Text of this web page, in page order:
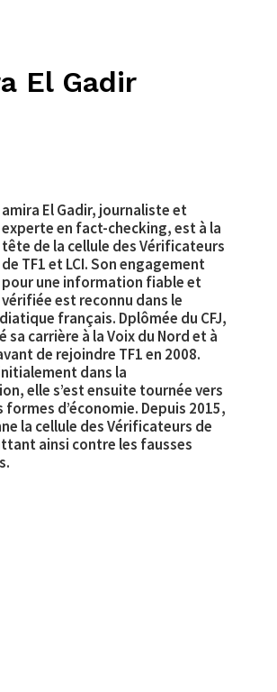
El Gadir
amira El Gadir, journaliste et
experte en fact-checking, est à la
tête de la cellule des Vérificateurs
de TF1 et LCI. Son engagement
pour une information fiable et
vérifiée est reconnu dans le
français. Dplômée du CFJ,
sa carrière à la Voix du Nord et à
de rejoindre TF1 en 2008.
dans la
elle s’est ensuite tournée vers
formes d’économie. Depuis 2015,
la cellule des Vérificateurs de
ainsi contre les fausses